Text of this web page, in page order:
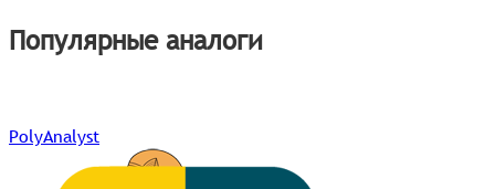
Популярные аналоги
PolyAnalyst